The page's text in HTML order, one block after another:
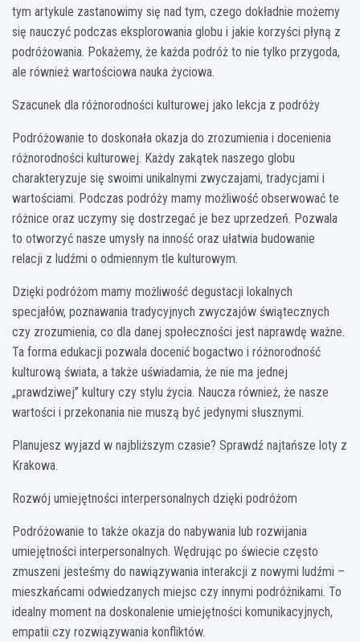
tym artykule zastanowimy się nad tym, czego dokładnie możemy
się nauczyć podczas eksplorowania globu i jakie korzyści płyną z
podróżowania. Pokażemy, że każda podróż to nie tylko przygoda,
ale również wartościowa nauka życiowa.
Szacunek dla różnorodności kulturowej jako lekcja z podróży
Podróżowanie to doskonała okazja do zrozumienia i docenienia
różnorodności kulturowej. Każdy zakątek naszego globu
charakteryzuje się swoimi unikalnymi zwyczajami, tradycjami i
wartościami. Podczas podróży mamy możliwość obserwować te
różnice oraz uczymy się dostrzegać je bez uprzedzeń. Pozwala
to otworzyć nasze umysły na inność oraz ułatwia budowanie
relacji z ludźmi o odmiennym tle kulturowym.
Dzięki podróżom mamy możliwość degustacji lokalnych
specjałów, poznawania tradycyjnych zwyczajów świątecznych
czy zrozumienia, co dla danej społeczności jest naprawdę ważne.
Ta forma edukacji pozwala docenić bogactwo i różnorodność
kulturową świata, a także uświadamia, że nie ma jednej
„prawdziwej” kultury czy stylu życia. Naucza również, że nasze
wartości i przekonania nie muszą być jedynymi słusznymi.
Planujesz wyjazd w najbliższym czasie? Sprawdź najtańsze loty z
Krakowa.
Rozwój umiejętności interpersonalnych dzięki podróżom
Podróżowanie to także okazja do nabywania lub rozwijania
umiejętności interpersonalnych. Wędrując po świecie często
zmuszeni jesteśmy do nawiązywania interakcji z nowymi ludźmi –
mieszkańcami odwiedzanych miejsc czy innymi podróżnikami. To
idealny moment na doskonalenie umiejętności komunikacyjnych,
empatii czy rozwiązywania konfliktów.